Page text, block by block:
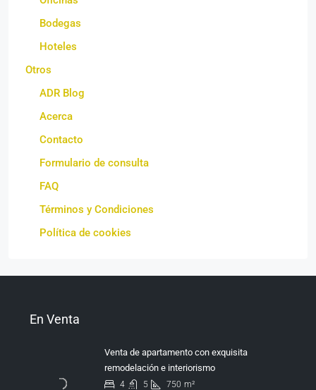
Bodegas
Hoteles
Otros
ADR Blog
Acerca
Contacto
Formulario de consulta
FAQ
Términos y Condiciones
Política de cookies
En Venta
Venta de apartamento con exquisita
remodelación e interiorismo
4 5 750 m²